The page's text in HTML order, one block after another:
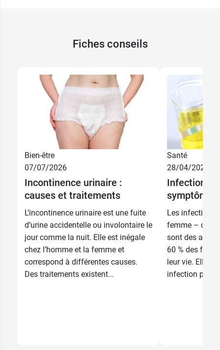
CH 12
CH 14 11,98 €
CH 16 11,98 €
11,98 €
CH 20 11,98 €
CH 22 11,98 €
Fiches conseils
Bien-être
07/07/2026
Incontinence urinaire :
causes et traitements
L’incontinence urinaire est une fuite
d’urine accidentelle ou involontaire le
jour comme la nuit. Elle est inégale
chez l’homme et la femme et
correspond à différentes causes.
Des traitements existent...
Santé
28/04/2026
Infection
Les infections
femme –
sont des
60 % des
leur vie. Elles
infection par